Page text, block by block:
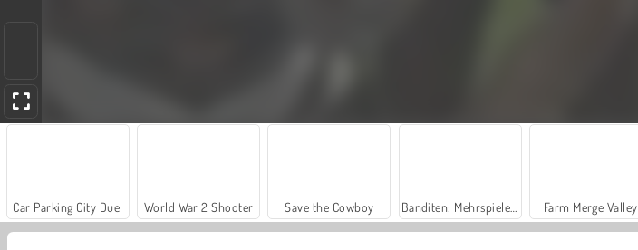
Car Parking City Duel World War 2 Shooter Save the Cowboy Farm Merge Valley